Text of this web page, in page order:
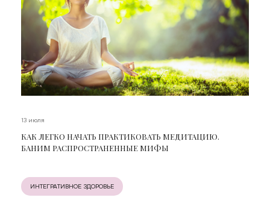
13 июля
КАК ЛЕГКО НАЧАТЬ ПРАКТИКОВАТЬ МЕДИТАЦИЮ.
БАНИМ РАСПРОСТРАНЕННЫЕ МИФЫ
ИНТЕГРАТИВНОЕ ЗДОРОВЬЕ